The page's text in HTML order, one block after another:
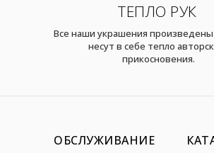
ТЕПЛО РУК
Все наши украшения
несут в себе тепло
прикосновения.
ОБСЛУЖИВАНИЕ